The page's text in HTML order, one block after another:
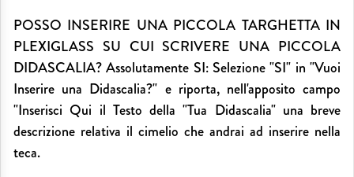
POSSO INSERIRE UNA PICCOLA TARGHETTA IN
PLEXIGLASS SU CUI SCRIVERE UNA PICCOLA
DIDASCALIA? Assolutamente SI: Selezione "SI" in "Vuoi
Inserire una Didascalia?" e riporta, nell'apposito campo
"Inserisci Qui il Testo della "Tua Didascalia" una breve
descrizione relativa il cimelio che andrai ad inserire nella
teca.